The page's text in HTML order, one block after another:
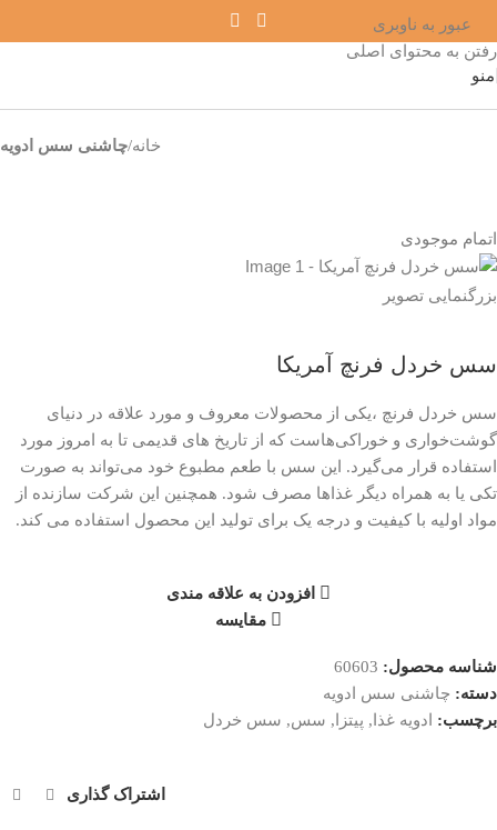
عبور به ناوبری
رفتن به محتوای اصلی
منو
خانه چاشنی سس ادویه
اتمام موجودی
بزرگنمایی تصویر
سس خردل فرنچ آمریکا
سس خردل فرنچ ،یکی از محصولات معروف و مورد علاقه در دنیای
گوشت‌خواری و خوراکی‌هاست که از تاریخ های قدیمی تا به امروز مورد
استفاده قرار می‌گیرد. این سس با طعم مطبوع خود می‌تواند به صورت
تکی یا به همراه دیگر غذاها مصرف شود. همچنین این شرکت سازنده از
مواد اولیه با کیفیت و درجه یک برای تولید این محصول استفاده می کند.
افزودن به علاقه مندی
مقایسه
شناسه محصول: 60603
دسته: چاشنی سس ادویه
برچسب: ادویه غذا, پیتزا, سس, سس خردل
اشتراک گذاری